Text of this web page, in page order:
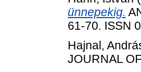
ünnepekig.
61-70. ISSN
Hajnal,
JOURNAL